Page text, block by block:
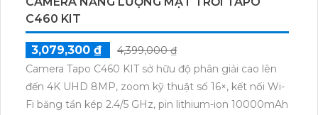
C460 KIT
3,079,300 ₫
4,399,000 ₫
Camera Tapo C460 KIT sở hữu độ phân giải cao lên
đến 4K UHD 8MP, zoom kỹ thuật số 16×, kết nối Wi-
Fi băng tần kép 2.4/5 GHz, pin lithium-ion 10000mAh